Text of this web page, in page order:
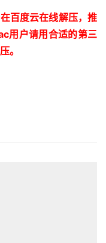
百度云在线解压，推
用户请用合适的第三
。